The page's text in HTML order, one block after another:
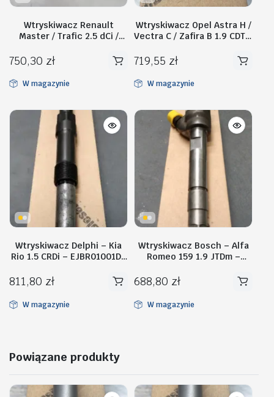
Wtryskiwacz Renault
Master / Trafic 2.5 dCi /
EMBR0002D
750,30 zł
W magazynie
Wtryskiwacz Opel Astra H /
Vectra C / Zafira B 1.9 CDTI-
719,55 zł
W magazynie
Wtryskiwacz Delphi – Kia
Rio 1.5 CRDi – EJBR01001D /
811,80 zł
W magazynie
Wtryskiwacz Bosch – Alfa
Romeo 159 1.9 JTDm –
688,80 zł
W magazynie
Powiązane produkty